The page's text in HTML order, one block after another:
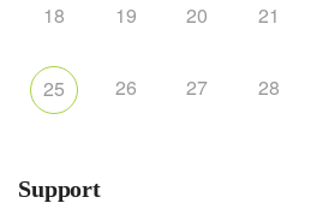
18 19 20 21
25 26 27 28
Support